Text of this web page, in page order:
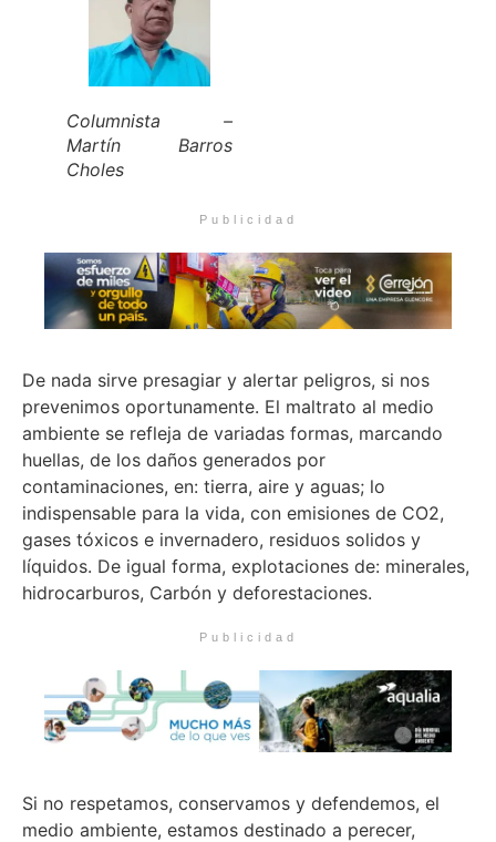
Columnista –
Martín Barros
Choles
Publicidad
De nada sirve presagiar y alertar peligros, si nos
prevenimos oportunamente. El maltrato al medio
ambiente se refleja de variadas formas, marcando
huellas, de los daños generados por
contaminaciones, en: tierra, aire y aguas; lo
indispensable para la vida, con emisiones de CO2,
gases tóxicos e invernadero, residuos solidos y
líquidos. De igual forma, explotaciones de: minerales,
hidrocarburos, Carbón y deforestaciones.
Publicidad
Si no respetamos, conservamos y defendemos, el
medio ambiente, estamos destinado a perecer,